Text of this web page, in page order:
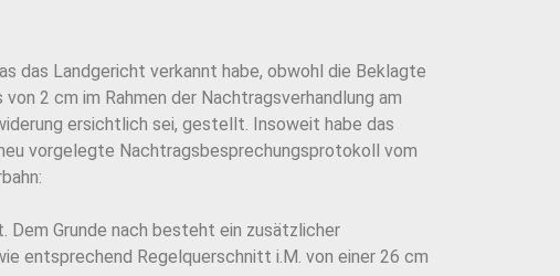
das Landgericht verkannt habe, obwohl die Beklagte
2 cm im Rahmen der Nachtragsverhandlung am
ersichtlich sei, gestellt. Insoweit habe das
vorgelegte Nachtragsbesprechungsprotokoll vom
Grunde nach besteht ein zusätzlicher
entsprechend Regelquerschnitt i.M. von einer 26 cm